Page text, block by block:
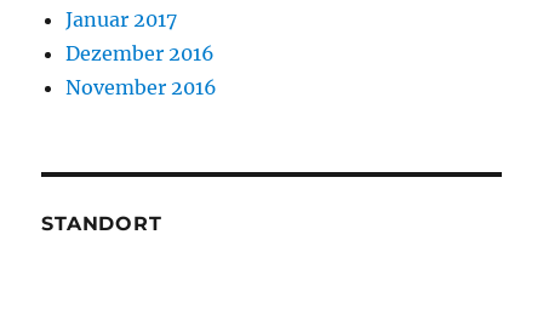
Januar 2017
Dezember 2016
November 2016
STANDORT